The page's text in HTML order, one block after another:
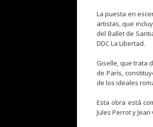
La puesta en
artistas, que
del Ballet de
DDC La Libertad.
Giselle, que trata
de París,
de los ideales
Esta obra está
Jules Perrot y